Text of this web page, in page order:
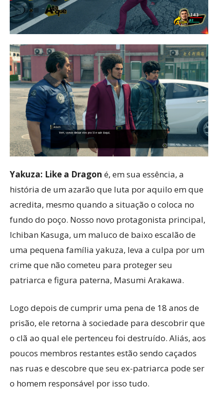
Yakuza: Like a Dragon é, em sua essência, a
história de um azarão que luta por aquilo em que
acredita, mesmo quando a situação o coloca no
fundo do poço. Nosso novo protagonista principal,
Ichiban Kasuga, um maluco de baixo escalão de
uma pequena família yakuza, leva a culpa por um
crime que não cometeu para proteger seu
patriarca e figura paterna, Masumi Arakawa.
Logo depois de cumprir uma pena de 18 anos de
prisão, ele retorna à sociedade para descobrir que
o clã ao qual ele pertenceu foi destruído. Aliás, aos
poucos membros restantes estão sendo caçados
nas ruas e descobre que seu ex-patriarca pode ser
o homem responsável por isso tudo.